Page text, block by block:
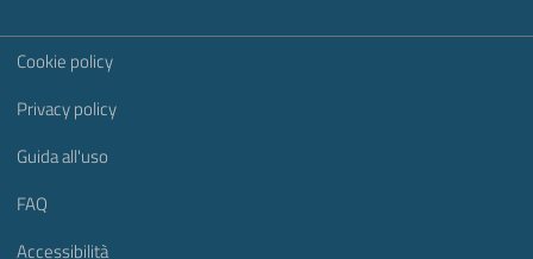
Sezione Link Utili
Cookie policy
Privacy policy
Guida all'uso
FAQ
Accessibilità